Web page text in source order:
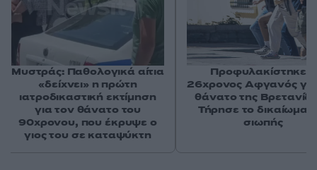
Μυστράς: Παθολογικά αίτια
«δείχνει» η πρώτη
ιατροδικαστική εκτίμηση
για τον θάνατο του
90χρονου, που έκρυψε ο
γιος του σε καταψύκτη
Προφυλακίστηκε ο
26χρονος Αφγανός
θάνατο της
Τήρησε το δικαίωμα
σιωπής